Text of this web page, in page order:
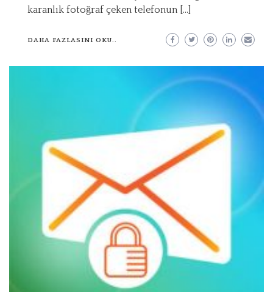
karanlık fotoğraf çeken telefonun […]
DAHA FAZLASINI OKU..